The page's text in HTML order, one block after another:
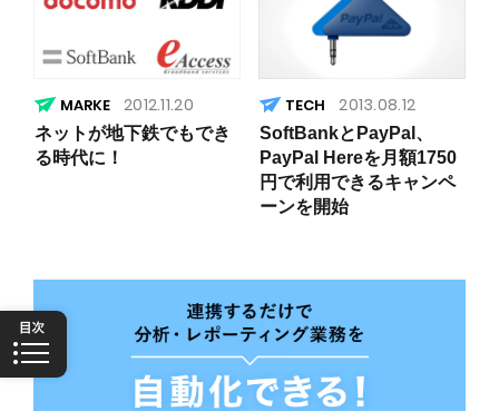
2012.11.20
ネットが地下鉄でもでき
る時代に！
2013.08.12
SoftBankとPayPal、
PayPal Hereを月額1750
円で利用できるキャンペ
ーンを開始